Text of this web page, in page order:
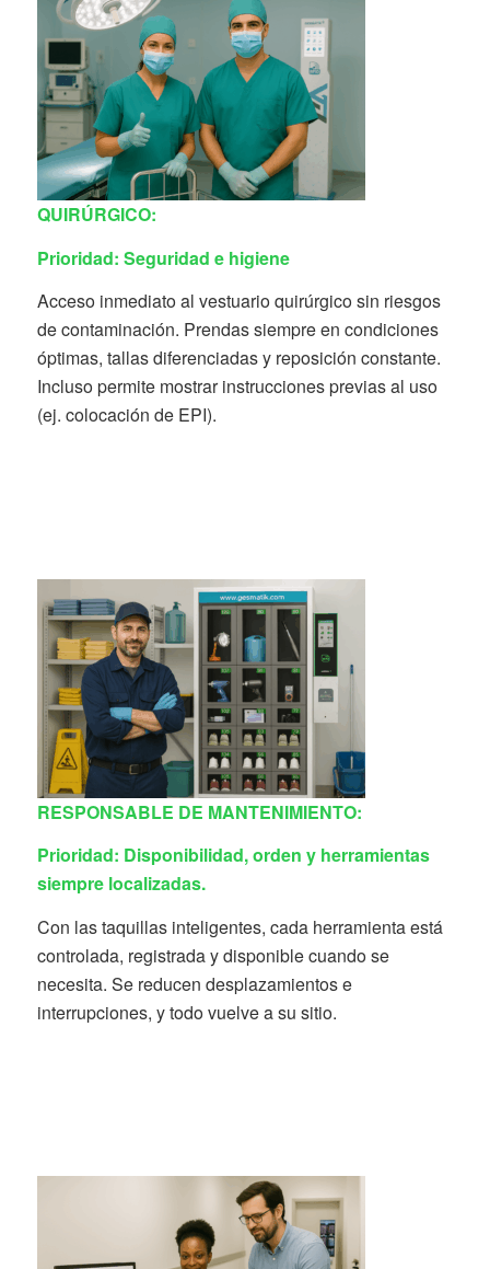
QUIRÚRGICO:
Prioridad: Seguridad e higiene
Acceso inmediato al vestuario quirúrgico sin riesgos
de contaminación. Prendas siempre en condiciones
óptimas, tallas diferenciadas y reposición constante.
Incluso permite mostrar instrucciones previas al uso
(ej. colocación de EPI).
RESPONSABLE DE MANTENIMIENTO:
Prioridad: Disponibilidad, orden y herramientas
siempre localizadas.
Con las taquillas inteligentes, cada herramienta está
controlada, registrada y disponible cuando se
necesita. Se reducen desplazamientos e
interrupciones, y todo vuelve a su sitio.